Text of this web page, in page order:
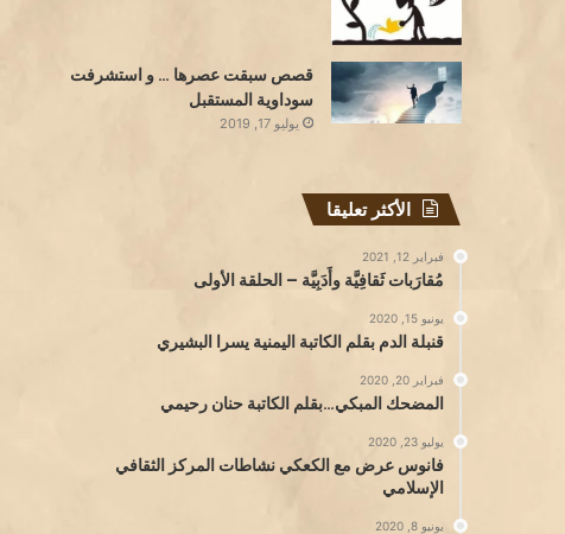
قصص سبقت عصرها … و استشرفت
سوداوية المستقبل
يوليو 17, 2019
الأكثر تعليقا
فبراير 12, 2021
مُقارَبات ثَقافِيَّة وأَدَبِيَّة – الحلقة الأولى
يونيو 15, 2020
قنبلة الدم بقلم الكاتبة اليمنية يسرا البشيري
فبراير 20, 2020
المضحك المبكي…بقلم الكاتبة حنان رحيمي
يوليو 23, 2020
فانوس عرض مع الكعكي نشاطات المركز الثقافي
الإسلامي
يونيو 8, 2020